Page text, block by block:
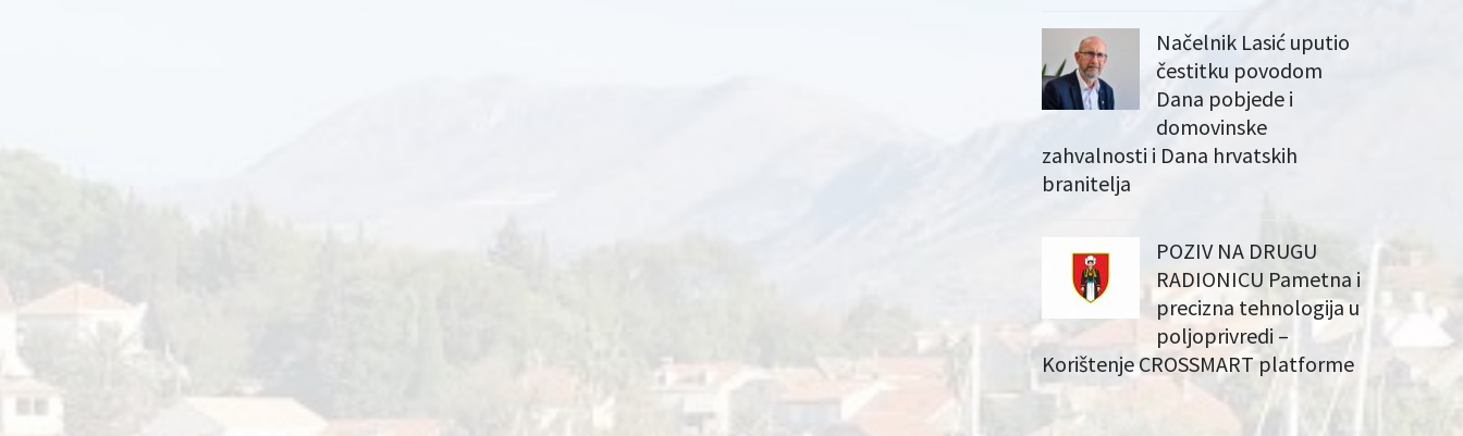
Načelnik Lasić uputio
čestitku povodom
Dana pobjede i
domovinske
zahvalnosti i Dana hrvatskih
branitelja
POZIV NA DRUGU
RADIONICU Pametna i
precizna tehnologija u
poljoprivredi –
Korištenje CROSSMART platforme